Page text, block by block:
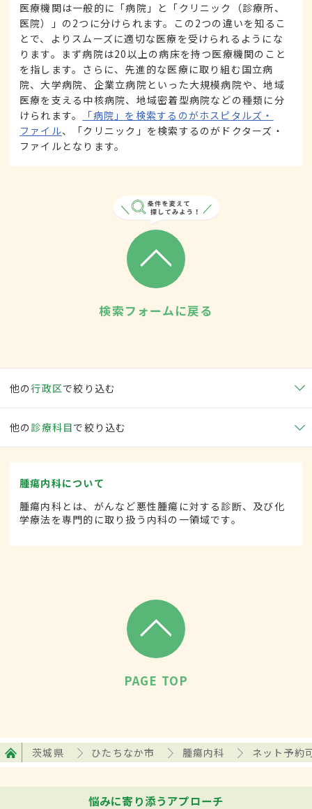
医療機関は一般的に「病院」と「クリニック（診療所、
医院）」の2つに分けられます。この2つの違いを知るこ
とで、よりスムーズに適切な医療を受けられるようにな
ります。まず病院は20以上の病床を持つ医療機関のこと
を指します。さらに、先進的な医療に取り組む国立病
院、大学病院、企業立病院といった大規模病院や、地域
医療を支える中核病院、地域密着型病院などの種類に分
けられます。
「病院」を検索するのがホスピタルズ・
ファイル、「クリニック」を検索するのがドクターズ・
ファイルとなります。
検索フォームに戻る
他の行政区で絞り込む
他の 診療科目で絞り込む
腫瘍内科について
腫瘍内科とは、がんなど悪性腫瘍に対する診断、及び化
学療法を専門的に取り扱う内科の一領域です。
PAGE TOP
茨城県 ひたちなか市 腫瘍内科 ネット予約
悩みに寄り添うアプローチ